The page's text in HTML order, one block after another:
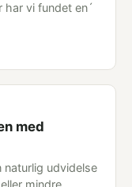
har vi fundet en´
med
naturlig udvidelse
mindre